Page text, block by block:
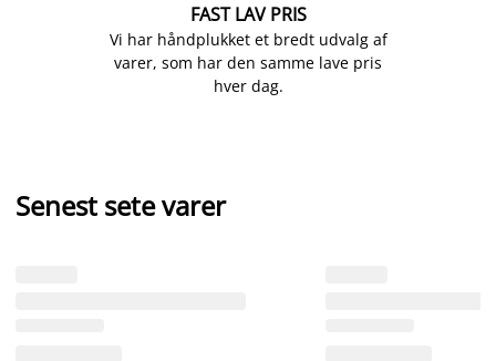
FAST LAV PRIS
Vi har håndplukket et bredt udvalg af
varer, som har den samme lave pris
hver dag.
Senest sete varer